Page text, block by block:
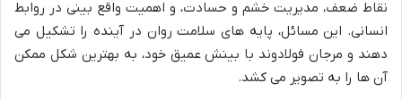
نقاط ضعف، مدیریت خشم و حسادت، و اهمیت واقع بینی در روابط
انسانی. این مسائل، پایه های سلامت روان در آینده را تشکیل می
دهند و مرجان فولادوند با بینش عمیق خود، به بهترین شکل ممکن
آن ها را به تصویر می کشد.